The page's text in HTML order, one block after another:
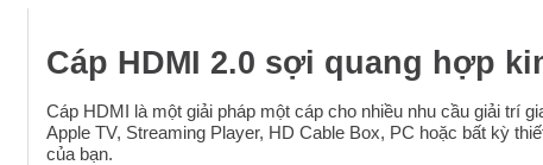
Cáp HDMI 2.0 sợi quang hợp
Cáp HDMI là một giải pháp một cáp cho nhiều nhu cầu giải trí
Apple TV, Streaming Player, HD Cable Box, PC hoặc bất kỳ
của bạn.